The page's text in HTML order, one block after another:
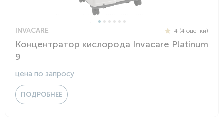
INVACARE 4 (4 оценки)
Концентратор кислорода Invacare Platinum
9
цена по запросу
ПОДРОБНЕЕ